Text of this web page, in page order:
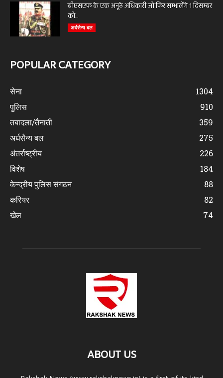
बीएसएफ के एक अनूठे अधिकारी जो फिर सम्भालेंगे 1 दिसम्बर
को...
अर्धसैन्य बल
POPULAR CATEGORY
सेना
1304
पुलिस
910
तबादला/तैनाती
359
अर्धसैन्य बल
275
अंतर्राष्ट्रीय
226
विशेष
184
केन्द्रीय पुलिस संगठन
88
करियर
82
खेल
74
ABOUT US